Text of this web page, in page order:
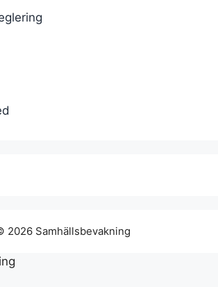
2026 Samhällsbevakning